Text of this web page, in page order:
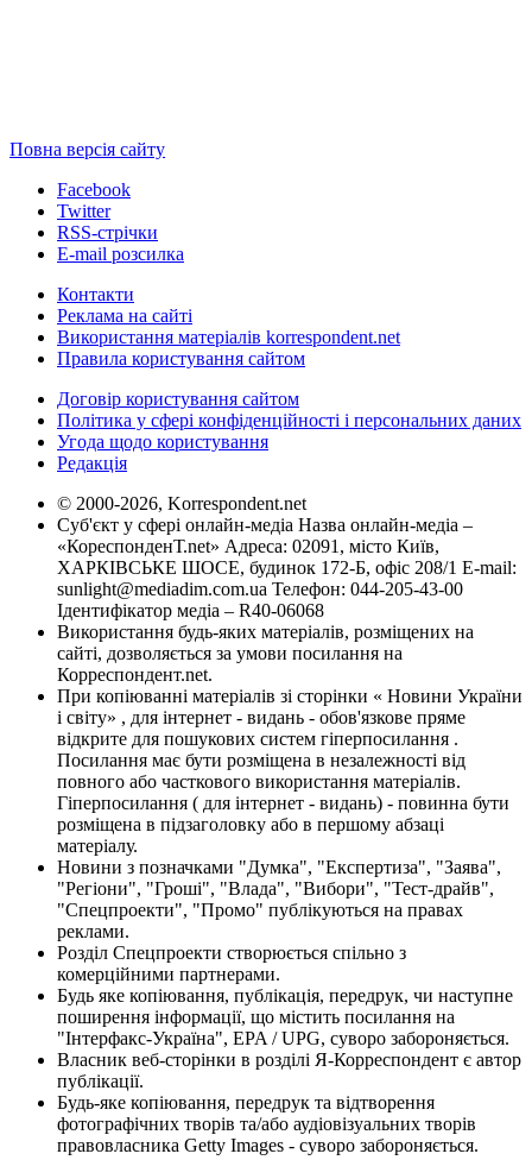
Повна версія сайту
Facebook
Twitter
RSS-стрічки
E-mail розсилка
Контакти
Реклама на сайті
Використання матеріалів korrespondent.net
Правила користування сайтом
Договір користування сайтом
Політика у сфері конфіденційності і персональних даних
Угода щодо користування
Редакція
© 2000-2026, Korrespondent.net
Суб'єкт у сфері онлайн-медіа Назва онлайн-медіа –
«КореспонденТ.net» Адреса: 02091, місто Київ,
ХАРКІВСЬКЕ ШОСЕ, будинок 172-Б, офіс 208/1 E-mail:
sunlight@mediadim.com.ua Телефон: 044-205-43-00
Ідентифікатор медіа – R40-06068
Використання будь-яких матеріалів, розміщених на
сайті, дозволяється за умови посилання на
Корреспондент.net.
При копіюванні матеріалів зі сторінки « Новини України
і світу» , для інтернет - видань - обов'язкове пряме
відкрите для пошукових систем гіперпосилання .
Посилання має бути розміщена в незалежності від
повного або часткового використання матеріалів.
Гіперпосилання ( для інтернет - видань) - повинна бути
розміщена в підзаголовку або в першому абзаці
матеріалу.
Новини з позначками "Думка", "Експертиза", "Заява",
"Регіони", "Гроші", "Влада", "Вибори", "Тест-драйв",
"Спецпроекти", "Промо" публікуються на правах
реклами.
Розділ Спецпроекти створюється спільно з
комерційними партнерами.
Будь яке копіювання, публікація, передрук, чи наступне
поширення інформації, що містить посилання на
"Інтерфакс-Україна", EPA / UPG, суворо забороняється.
Власник веб-сторінки в розділі Я-Корреспондент є автор
публікації.
Будь-яке копіювання, передрук та відтворення
фотографічних творів та/або аудіовізуальних творів
правовласника Getty Images - суворо забороняється.